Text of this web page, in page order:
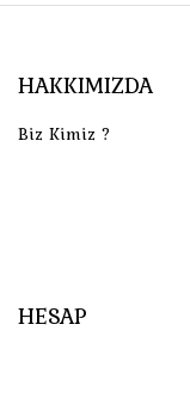
HAKKIMIZDA
Biz Kimiz ?
HESAP